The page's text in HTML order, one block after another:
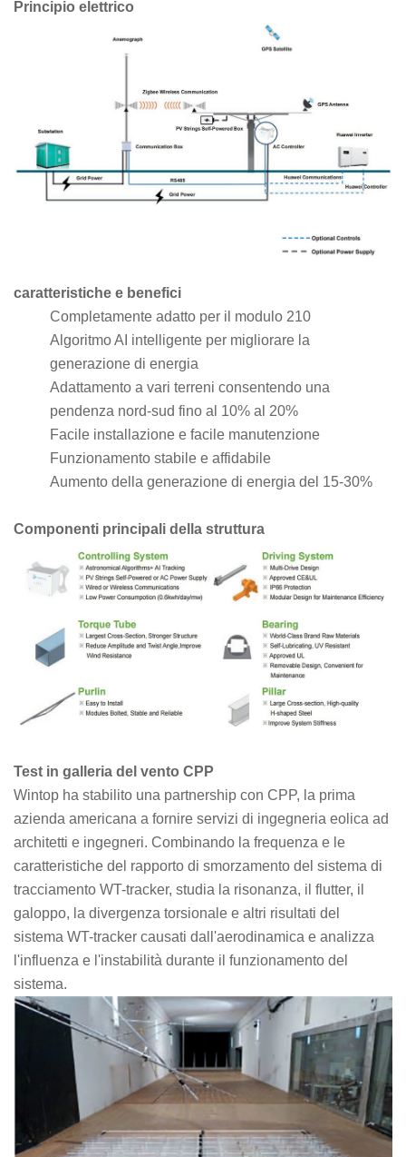
Principio elettrico
caratteristiche e benefici
Completamente adatto per il modulo 210
Algoritmo AI intelligente per migliorare la
generazione di energia
Adattamento a vari terreni consentendo una
pendenza nord-sud fino al 10% al 20%
Facile installazione e facile manutenzione
Funzionamento stabile e affidabile
Aumento della generazione di energia del 15-30%
Componenti principali della struttura
Test in galleria del vento CPP
Wintop ha stabilito una partnership con CPP, la prima
azienda americana a fornire servizi di ingegneria eolica ad
architetti e ingegneri. Combinando la frequenza e le
caratteristiche del rapporto di smorzamento del sistema di
tracciamento WT-tracker, studia la risonanza, il flutter, il
galoppo, la divergenza torsionale e altri risultati del
sistema WT-tracker causati dall'aerodinamica e analizza
l'influenza e l'instabilità durante il funzionamento del
sistema.